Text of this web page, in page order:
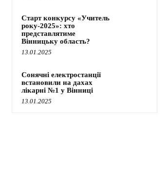
Старт конкурсу «Учитель
року-2025»: хто
представлятиме
Вінницьку область?
13.01.2025
Сонячні електростанції
встановили на дахах
лікарні №1 у Вінниці
13.01.2025